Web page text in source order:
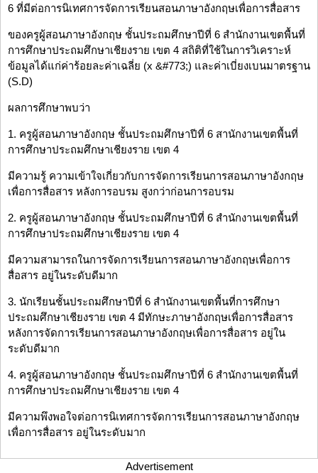
6 ที่มีต่อการนิเทศการจัดการเรียนสอนภาษาอังกฤษเพื่อการสื่อสาร
ของครูผู้สอนภาษาอังกฤษ ชั้นประถมศึกษาปีที่ 6 สำนักงานเขตพื้นที่
การศึกษาประถมศึกษาเชียงราย เขต 4 สถิติที่ใช้ในการวิเคราะห์
ข้อมูลได้แก่ค่าร้อยละค่าเฉลี่ย (x &#773;) และค่าเบี่ยงเบนมาตรฐาน
(S.D)
ผลการศึกษาพบว่า
1. ครูผู้สอนภาษาอังกฤษ ชั้นประถมศึกษาปีที่ 6 สานักงานเขตพื้นที่
การศึกษาประถมศึกษาเชียงราย เขต 4
มีความรู้ ความเข้าใจเกี่ยวกับการจัดการเรียนการสอนภาษาอังกฤษ
เพื่อการสื่อสาร หลังการอบรม สูงกว่าก่อนการอบรม
2. ครูผู้สอนภาษาอังกฤษ ชั้นประถมศึกษาปีที่ 6 สำนักงานเขตพื้นที่
การศึกษาประถมศึกษาเชียงราย เขต 4
มีความสามารถในการจัดการเรียนการสอนภาษาอังกฤษเพื่อการ
สื่อสาร อยู่ในระดับดีมาก
3. นักเรียนชั้นประถมศึกษาปีที่ 6 สำนักงานเขตพื้นที่การศึกษา
ประถมศึกษาเชียงราย เขต 4 มีทักษะภาษาอังกฤษเพื่อการสื่อสาร
หลังการจัดการเรียนการสอนภาษาอังกฤษเพื่อการสื่อสาร อยู่ใน
ระดับดีมาก
4. ครูผู้สอนภาษาอังกฤษ ชั้นประถมศึกษาปีที่ 6 สำนักงานเขตพื้นที่
การศึกษาประถมศึกษาเชียงราย เขต 4
มีความพึงพอใจต่อการนิเทศการจัดการเรียนการสอนภาษาอังกฤษ
เพื่อการสื่อสาร อยู่ในระดับมาก
Advertisement